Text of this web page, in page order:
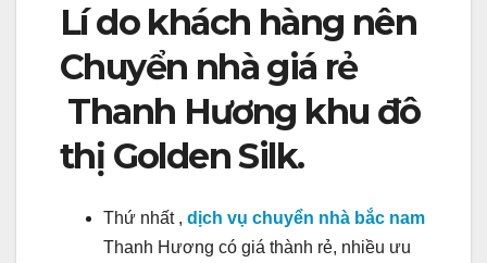
Lí do khách hàng nên
Chuyển nhà giá rẻ
Thanh Hương khu đô
thị Golden Silk.
Thứ nhất , dịch vụ chuyển nhà bắc nam
Thanh Hương có giá thành rẻ, nhiều ưu